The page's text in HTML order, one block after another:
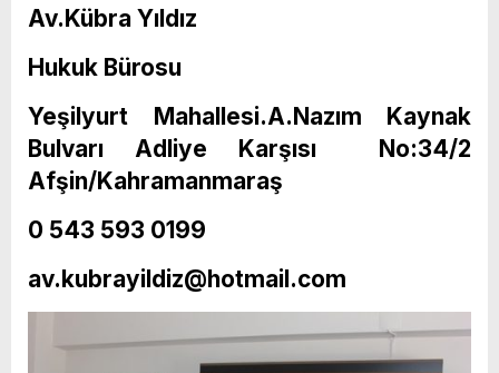
Av.Kübra Yıldız
Hukuk Bürosu
Yeşilyurt Mahallesi.A.Nazım Kaynak
Bulvarı Adliye Karşısı No:34/2
Afşin/Kahramanmaraş
0 543 593 0199
av.kubrayildiz@hotmail.com